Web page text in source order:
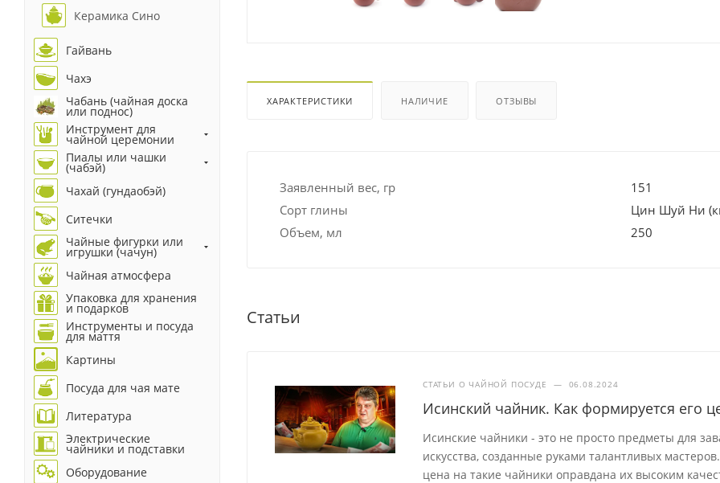
ХАРАКТЕРИСТИКИ НАЛИЧИЕ ОТЗЫВЫ
Заявленный вес, гр
151
Сорт глины
Цин Шуй Ни
Объем, мл
250
Статьи
СТАТЬИ О ЧАЙНОЙ ПОСУДЕ — 06.08.2024
Исинский чайник. Как формируется его
Исинские чайники - это не просто предметы для
искусства, созданные руками талантливых
цена на такие чайники оправдана их высоким
Керамика Сино
Гайвань
Чахэ
Чабань (чайная доска
или поднос)
Инструмент для
чайной церемонии
Пиалы или чашки
(чабэй)
Чахай (гундаобэй)
Ситечки
Чайные фигурки или
игрушки (чачун)
Чайная атмосфера
Упаковка для хранения
и подарков
Инструменты и посуда
для маття
Картины
Посуда для чая мате
Литература
Электрические
чайники и подставки
Оборудование